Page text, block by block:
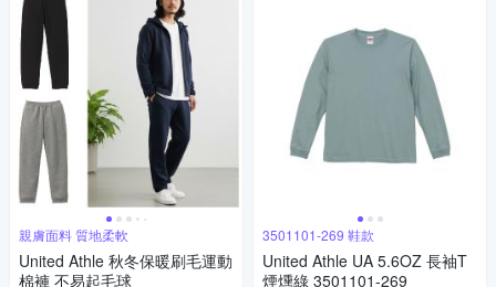
親膚面料 質地柔軟
United Athle 秋冬保暖刷毛運動
棉褲 不易起毛球
3501101-269 鞋款
United Athle UA 5.6OZ 長袖T
煙燻綠 3501101-269